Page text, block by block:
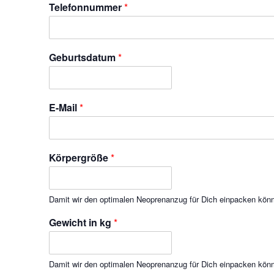
Telefonnummer*
Geburtsdatum*
E-Mail*
Körpergröße*
Damit wir den optimalen Neoprenanzug für Dich einpacken
Gewicht in kg *
Damit wir den optimalen Neoprenanzug für Dich einpacken